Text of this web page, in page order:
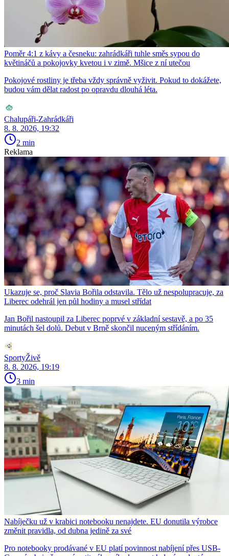
Poměr 4:1 z kávy a česneku: zahrádkáři tuhle směs sypou do
květináčů a pokojovky kvetou i v zimě. Mšice z ní utečou
Pokojové rostliny je třeba vždy správně vyživit. Pokud to dokážete,
budou vám dělat radost po opravdu dlouhá léta.
Chalupáři-Zahrádkáři
8. 8. 2026, 19:32
2 min
Reklama
Ukazuje se, proč Slavia Bořila odstavila. Tělo už nespolupracuje, za
Liberec odehrál jen půl hodiny a musel střídat
Jan Bořil nastoupil za Liberec poprvé v základní sestavě, a po 35
minutách šel dolů. Debut v Brně skončil nuceným střídáním.
SportyŽivě
8. 8. 2026, 19:19
3 min
Nabíječku už v krabici notebooku nenajdete. EU donutila výrobce
změnit pravidla, od dubna jedině za své
Pro notebooky prodávané v EU platí povinnost nabíjení přes USB-